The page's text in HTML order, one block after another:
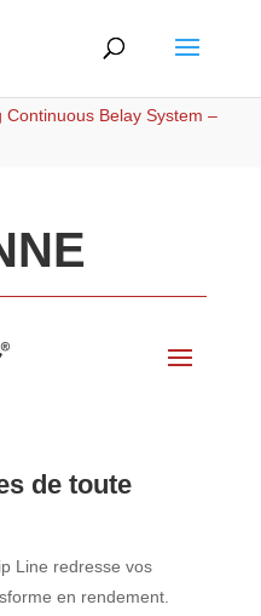
Continuous Belay System –
de toute
Line redresse vos
en rendement.